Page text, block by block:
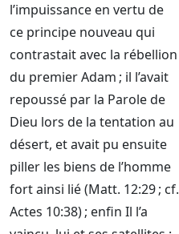
l’impuissance en vertu de
ce principe nouveau qui
contrastait avec la rébellion
du premier Adam ; il l’avait
repoussé par la Parole de
Dieu lors de la tentation au
désert, et avait pu ensuite
piller les biens de l’homme
fort ainsi lié (Matt. 12:29 ; cf.
Actes 10:38) ; enfin Il l’a